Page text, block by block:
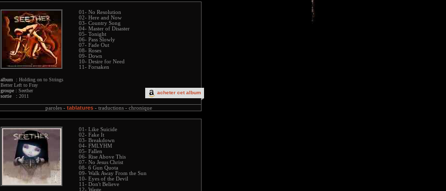
acheter cet album
album : Holding on to Strings
Better Left to Fray
groupe : Seether
sortie : 2011
01- No Resolution
02- Here and Now
03- Country Song
04- Master of Disaster
05- Tonight
06- Pass Slowly
07- Fade Out
08- Roses
09- Down
10- Desire for Need
11- Forsaken
paroles - tablatures - traductions - chronique
01- Like Suicide
02- Fake It
03- Breakdown
04- FMLYHM
05- Fallen
06- Rise Above This
07- No Jesus Christ
08- 6 Gun Quota
09- Walk Away From the Sun
10- Eyes of the Devil
11- Don't Believe
12- Waste